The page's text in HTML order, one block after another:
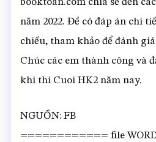
booktoan.com chia sẻ đến
năm 2022. Đề có đáp án chi
chiếu, tham khảo để đánh
Chúc các em thành công và
khi thi Cuoi HK2 năm nay.
NGUỒN: FB
============ file